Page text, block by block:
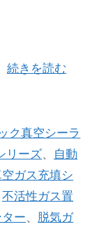
続きを読む
ク真空シーラ
リーズ、 自動
空ガス充填シ
不活性ガス置
ー、 脱気ガ